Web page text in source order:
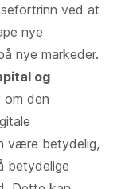
ved at
nye
nye markeder.
og
om den
være betydelig,
betydelige